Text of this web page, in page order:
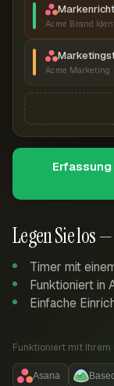
Legen Sie los
Timer mit
Funktioniert in
Einfache
Funktioniert mit Ihrem
Asana
Acme Brand
Acme Marketing